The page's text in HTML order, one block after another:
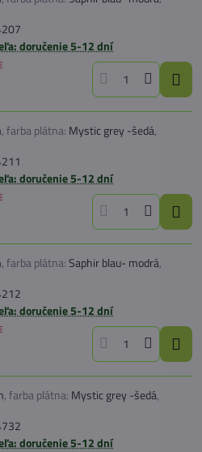
doručenie 5-12 dní
,farba plátna: Mystic grey -šedá,
doručenie 5-12 dní
,farba plátna:Saphir blau- modrá,
doručenie 5-12 dní
,farba plátna: Mystic grey -šedá,
doručenie 5-12 dní